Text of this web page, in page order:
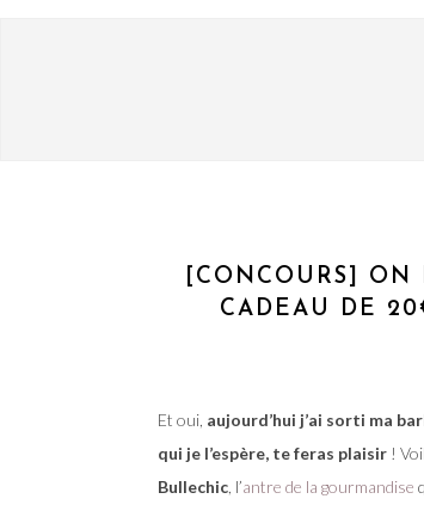
[CONCOURS]
CADEAU DE
Et oui, aujourd’hui j’ai sorti ma
qui je l’espère, te feras plaisir !
Bullechic , l’antre de la gourmandise